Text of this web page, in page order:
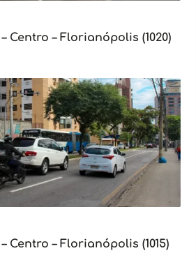
Centro – Florianópolis (1020)
Centro – Florianópolis (1015)